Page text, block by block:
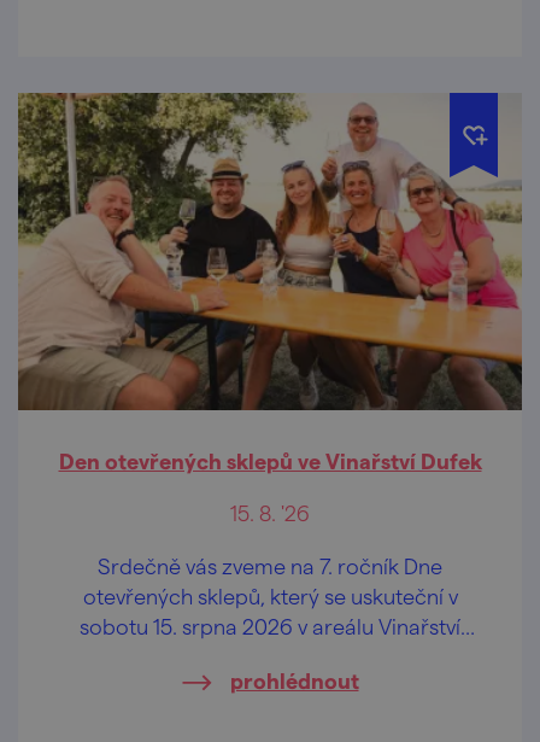
Den otevřených sklepů ve Vinařství Dufek
15. 8. '26
Srdečně vás zveme na 7. ročník Dne
otevřených sklepů, který se uskuteční v
sobotu 15. srpna 2026 v areálu Vinařství
prohlédnout